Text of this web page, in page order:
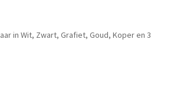
in Wit, Zwart, Grafiet, Goud, Koper en 3